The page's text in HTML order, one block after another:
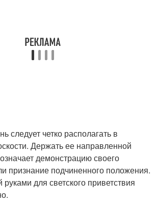
следует четко располагать в
Держать ее направленной
демонстрацию своего
признание подчиненного положения.
для светского приветствия